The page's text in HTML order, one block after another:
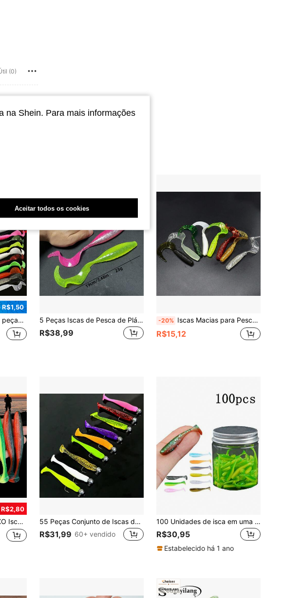
(0)
R$1,50
10 peças de Anzóis Crank 5 Peças Iscas de Pesca de Plástico Macio com Cauda Encaracolada de 19cm - Ação de Natação Realista, Iscas Multicoloridas para Baixo, Pike, Snakehead e Barracuda | Ideal para Pescadores e Entusiastas da Pesca
R$38,99
-20% Iscas Macias para Pesca, Iscas Macias de Silicone, Vermes, Iscas Vibratórias, Iscas Artificiais para Pesca, Equipamentos de Pesca para Carpa, Vermes de Plástico e Silicone
R$15,12
R$2,80
Boa Qualidade para Pesca Artificial 55 Peças Conjunto de Iscas de Pesca, Incluindo Anzol com Cabeça de Chumbo, Isco Macio em Formato de T, Anzóis para Vermes Macios, Adequado para Baixo, Walleye, Equipamento de Pesca
R$31,99 60+ vendido
100 Unidades de isca em uma garrafa, isca macia em formato de T de 1,38 polegadas, anzol com cabeça de chumbo, minhoca de Bottom afundante, baixa-crocodilo, pequeno e micro-iscas falsas, com luz noturna
R$30,95
Estabelecido há 1 ano
na Shein. Para mais informações
Aceitar todos os cookies